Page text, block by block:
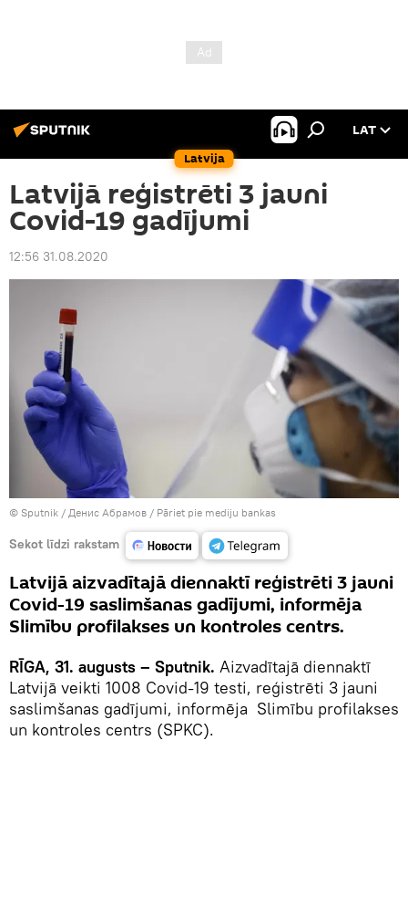
Latvija
LAT
Latvijā reģistrēti 3 jauni
Covid-19 gadījumi
12:56 31.08.2020
© Sputnik / Денис Абрамов / Pāriet pie mediju bankas
Sekot līdzi rakstam
Latvijā aizvadītajā diennaktī reģistrēti 3 jauni
Covid-19 saslimšanas gadījumi, informēja
Slimību profilakses un kontroles centrs.
RĪGA, 31. augusts – Sputnik. Aizvadītajā diennaktī
Latvijā veikti 1008 Covid-19 testi, reģistrēti 3 jauni
saslimšanas gadījumi, informēja Slimību profilakses
un kontroles centrs (SPKC).